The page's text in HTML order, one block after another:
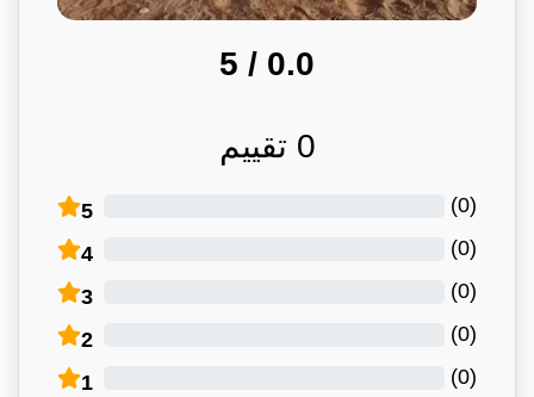
0.0
/ 5
0 تقييم
5 (
0
)
4 (
0
)
3 (
0
)
2 (
0
)
1 (
0
)